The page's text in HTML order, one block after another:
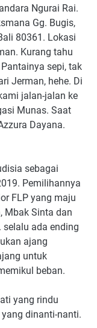
Ngurai Rai.
Gg. Bugis,
80361. Lokasi
Kurang tahu
sepi, tak
Jerman, hehe. Di
jalan-jalan ke
Munas. Saat
Dayana.
sebagai
Pemilihannya
FLP yang maju
Mbak Sinta dan
selalu ada ending
ajang
untuk
beban.
yang rindu
dinanti-nanti.